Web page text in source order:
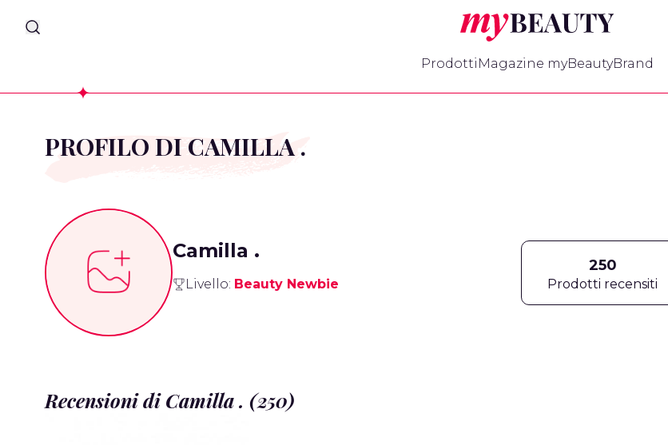
myBeauty
Prodotti Magazine myBeautyBrand
PROFILO DI CAMILLA .
Camilla .
Livello: Beauty Newbie
250
Prodotti recensiti
Recensioni di Camilla . (250)